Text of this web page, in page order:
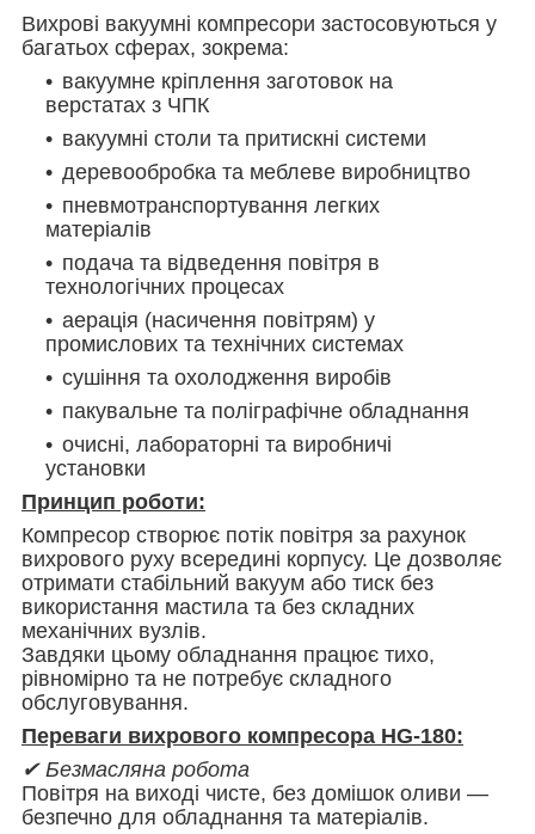
Вихрові вакуумні компресори застосовуються у
багатьох сферах, зокрема:
вакуумне кріплення заготовок на
верстатах з ЧПК
вакуумні столи та притискні системи
деревообробка та меблеве виробництво
пневмотранспортування легких
матеріалів
подача та відведення повітря в
технологічних процесах
аерація (насичення повітрям) у
промислових та технічних системах
сушіння та охолодження виробів
пакувальне та поліграфічне обладнання
очисні, лабораторні та виробничі
установки
Принцип роботи:
Компресор створює потік повітря за рахунок
вихрового руху всередині корпусу. Це дозволяє
отримати стабільний вакуум або тиск без
використання мастила та без складних
механічних вузлів.
Завдяки цьому обладнання працює тихо,
рівномірно та не потребує складного
обслуговування.
Переваги вихрового компресора HG-180:
✔ Безмасляна робота
Повітря на виході чисте, без домішок оливи —
безпечно для обладнання та матеріалів.